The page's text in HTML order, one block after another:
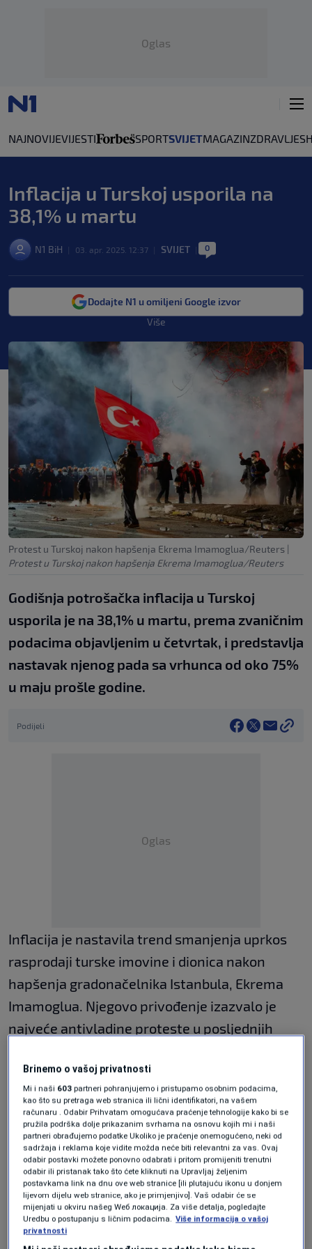
Oglas
NAJNOVIJEVIJESTI SPORTSVIJETMAGAZINZDRAVLJE
Inflacija u Turskoj usporila na
38,1% u martu
N1 BiH 03. apr. 2025. 12:37 SVIJET 0
Dodajte N1 u omiljeni Google izvor
Više
Protest u Turskoj nakon hapšenja Ekrema Imamoglua/Reuters |
Protest u Turskoj nakon hapšenja Ekrema Imamoglua/Reuters
Godišnja potrošačka inflacija u Turskoj
usporila je na 38,1% u martu, prema zvaničnim
podacima objavljenim u četvrtak, i predstavlja
nastavak njenog pada sa vrhunca od oko 75%
u maju prošle godine.
Podijeli
Oglas
Inflacija je nastavila trend smanjenja uprkos
rasprodaji turske imovine i dionica nakon
hapšenja gradonačelnika Istanbula, Ekrema
Imamoglua. Njegovo privođenje izazvalo je
najveće antivladine proteste u posljednjih
vrijednosti turske lire.
Na mjesečnom nivou, inflacija je iznosila
2,46%, prema podacima Turskog statističkog
instituta, također ispod prognoza. U februaru
je inflacija iznosila 2,27% na mjesečnom nivou
i 39,05% na godišnjem.
Brinemo o vašoj privatnosti
Mi i naši 603 partneri pohranjujemo i pristupamo osobnim podacima,
kao što su pretraga web stranica ili lični identifikatori, na vašem
računaru . Odabir Prihvatam omogućava praćenje tehnologije kako bi se
pružila podrška dolje prikazanim svrhama na osnovu kojih mi i naši
partneri obrađujemo podatke Ukoliko je praćenje onemogućeno, neki od
sadržaja i reklama koje vidite možda neće biti relevantni za vas. Ovaj
odabir postavki možete ponovno odabrati i pritom promijeniti trenutni
odabir ili pristanak tako što ćete kliknuti na Upravljaj željenim
postavkama link na dnu ove web stranice [ili plutajuću ikonu u donjem
lijevom dijelu web stranice, ako je primjenjivo]. Vaš odabir će se
mijenjati u okviru našeg Wеб локација. Za više detalja, pogledajte
Uredbu o postupanju s ličnim podacima. Više informacija o vašoj
privatnosti